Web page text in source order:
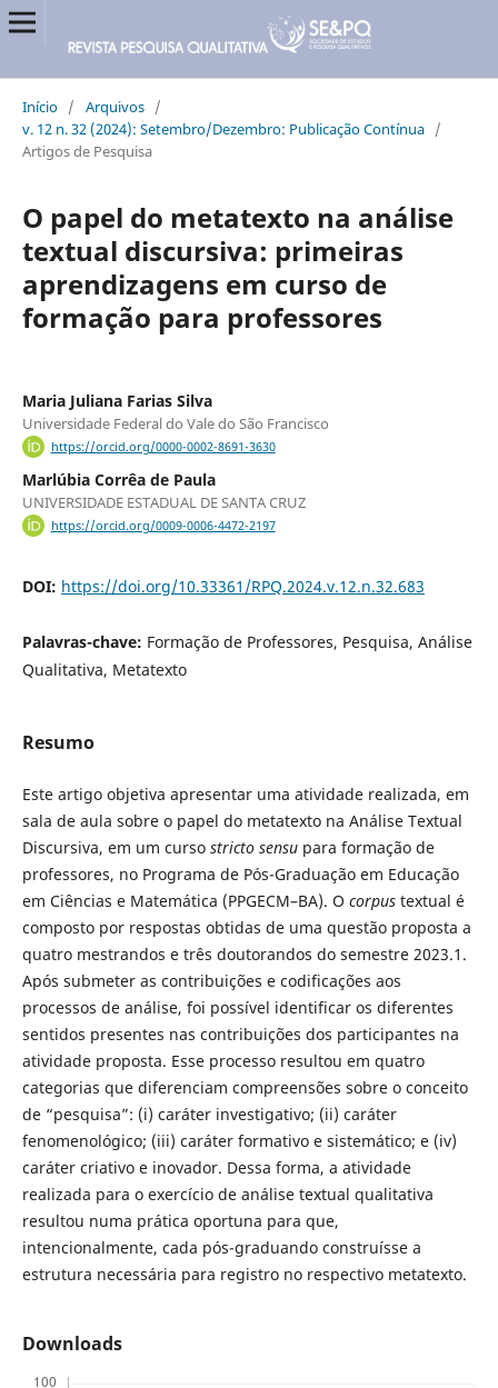
Início / Arquivos /
v. 12 n. 32 (2024): Setembro/Dezembro: Publicação Contínua /
Artigos de Pesquisa
O papel do metatexto na análise
textual discursiva: primeiras
aprendizagens em curso de
formação para professores
Maria Juliana Farias Silva
Universidade Federal do Vale do São Francisco
https://orcid.org/0000-0002-8691-3630
Marlúbia Corrêa de Paula
UNIVERSIDADE ESTADUAL DE SANTA CRUZ
https://orcid.org/0009-0006-4472-2197
DOI: https://doi.org/10.33361/RPQ.2024.v.12.n.32.683
Palavras-chave: Formação de Professores, Pesquisa, Análise
Qualitativa, Metatexto
Resumo
Este artigo objetiva apresentar uma atividade realizada, em
sala de aula sobre o papel do metatexto na Análise Textual
Discursiva, em um curso stricto sensupara formação de
professores, no Programa de Pós-Graduação em Educação
em Ciências e Matemática (PPGECM–BA). O corpustextual é
composto por respostas obtidas de uma questão proposta a
quatro mestrandos e três doutorandos do semestre 2023.1.
Após submeter as contribuições e codificações aos
processos de análise, foi possível identificar os diferentes
sentidos presentes nas contribuições dos participantes na
atividade proposta. Esse processo resultou em quatro
categorias que diferenciam compreensões sobre o conceito
de “pesquisa”: (i) caráter investigativo; (ii) caráter
fenomenológico; (iii) caráter formativo e sistemático; e (iv)
caráter criativo e inovador. Dessa forma, a atividade
realizada para o exercício de análise textual qualitativa
resultou numa prática oportuna para que,
intencionalmente, cada pós-graduando construísse a
estrutura necessária para registro no respectivo metatexto.
Downloads